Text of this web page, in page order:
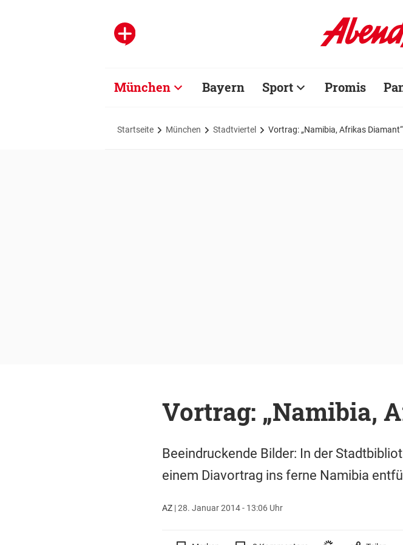
München Bayern Sport Promis
Startseite München Stadtviertel Vortrag: „Namibia, Afrikas Diamant“
Vortrag: „Namibia,
Beeindruckende Bilder: In der
einem Diavortrag ins ferne Namibia
AZ|28. Januar 2014 - 13:06 Uhr